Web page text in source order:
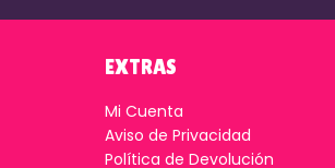
EXTRAS
Mi Cuenta
Aviso de Privacidad
Política de Devolución